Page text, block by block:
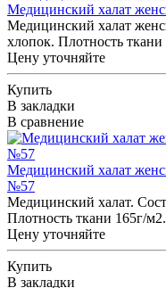
Медицинский халат
Медицинский халат
хлопок. Плотность
Цену уточняйте
Купить
В закладки
В сравнение
Медицинский халат
№57
Медицинский халат.
Плотность ткани 165г/
Цену уточняйте
Купить
В закладки